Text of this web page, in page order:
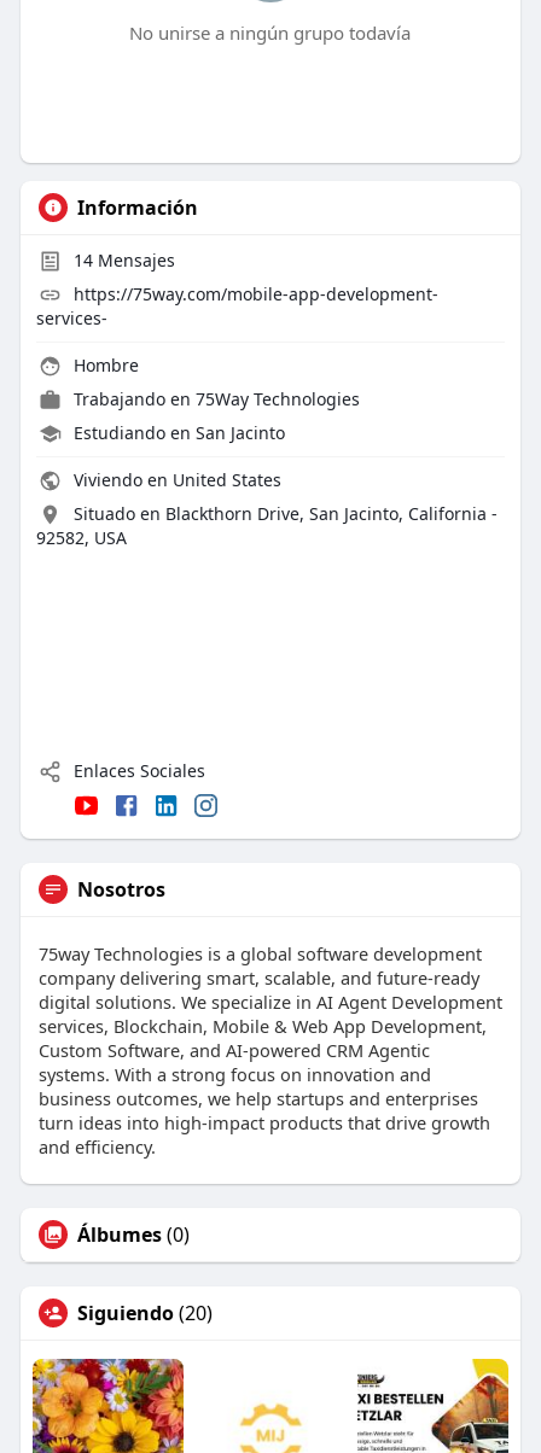
No unirse a ningún grupo todavía
Información
14Mensajes
https://75way.com/mobile-app-development-
services-
Hombre
Trabajando en 75Way Technologies
Estudiando en San Jacinto
Viviendo en United States
Situado en Blackthorn Drive, San Jacinto, California -
92582, USA
Enlaces Sociales
Nosotros
75way Technologies is a global software development
company delivering smart, scalable, and future-ready
digital solutions. We specialize in AI Agent Development
services, Blockchain, Mobile & Web App Development,
Custom Software, and AI-powered CRM Agentic
systems. With a strong focus on innovation and
business outcomes, we help startups and enterprises
turn ideas into high-impact products that drive growth
and efficiency.
Álbumes(0)
Siguiendo(20)